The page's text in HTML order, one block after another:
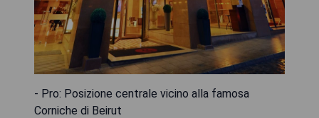
- Pro: Posizione centrale vicino alla famosa
Corniche di Beirut